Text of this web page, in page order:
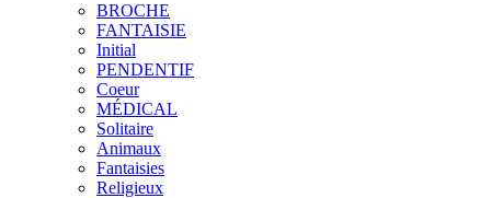
BROCHE
FANTAISIE
Initial
PENDENTIF
Coeur
MÉDICAL
Solitaire
Animaux
Fantaisies
Religieux